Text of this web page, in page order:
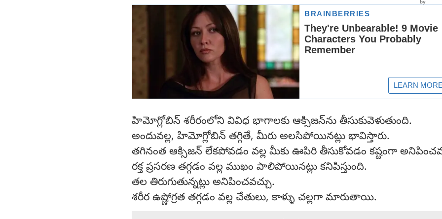
హిమోగ్లోబిన్ శరీరంలోని వివిధ భాగాలకు ఆక్సిజన్‌ను తీసుకువెళుతుంది.
అందువల్ల, హిమోగ్లోబిన్ తగ్గితే, మీరు అలసిపోయినట్లు భావిస్తారు.
తగినంత ఆక్సిజన్ లేకపోవడం వల్ల మీకు ఊపిరి తీసుకోవడం కష్టంగా
రక్త ప్రసరణ తగ్గడం వల్ల ముఖం పాలిపోయినట్లు కనిపిస్తుంది.
తల తిరుగుతున్నట్లు అనిపించవచ్చు.
శరీర ఉష్ణోగ్రత తగ్గడం వల్ల చేతులు, కాళ్ళు చల్లగా మారుతాయి.